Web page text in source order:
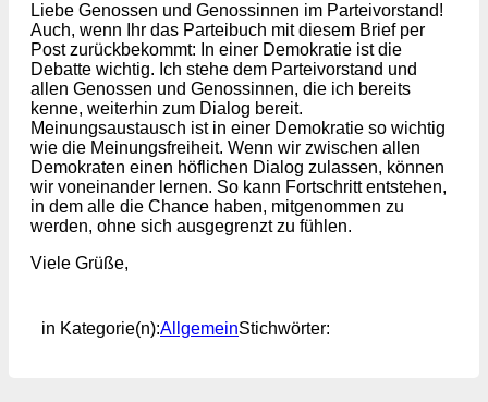
Liebe Genossen und Genossinnen im Parteivorstand!
Auch, wenn Ihr das Parteibuch mit diesem Brief per
Post zurückbekommt: In einer Demokratie ist die
Debatte wichtig. Ich stehe dem Parteivorstand und
allen Genossen und Genossinnen, die ich bereits
kenne, weiterhin zum Dialog bereit.
Meinungsaustausch ist in einer Demokratie so wichtig
wie die Meinungsfreiheit. Wenn wir zwischen allen
Demokraten einen höflichen Dialog zulassen, können
wir voneinander lernen. So kann Fortschritt entstehen,
in dem alle die Chance haben, mitgenommen zu
werden, ohne sich ausgegrenzt zu fühlen.
Viele Grüße,
in Kategorie(n):AllgemeinStichwörter: